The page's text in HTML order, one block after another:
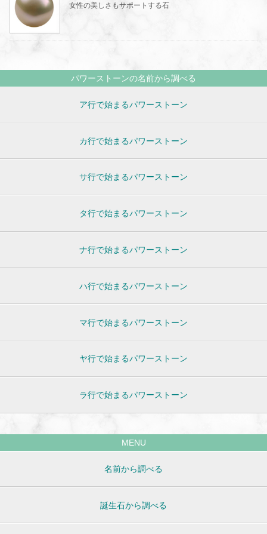
女性の美しさもサポートする石
パワーストーンの名前から調べる
ア行で始まるパワーストーン
カ行で始まるパワーストーン
サ行で始まるパワーストーン
タ行で始まるパワーストーン
ナ行で始まるパワーストーン
ハ行で始まるパワーストーン
マ行で始まるパワーストーン
ヤ行で始まるパワーストーン
ラ行で始まるパワーストーン
MENU
名前から調べる
誕生石から調べる